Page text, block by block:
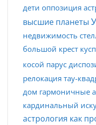
дети оппозиция
высшие планеты
недвижимость
большой крест
косой парус
релокация тау-
дом гармоничные
кардинальный
астрология как